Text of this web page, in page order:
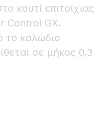
κουτί επιτοίχιας
Control GX.
το καλώδιο
σε μήκος 0,3